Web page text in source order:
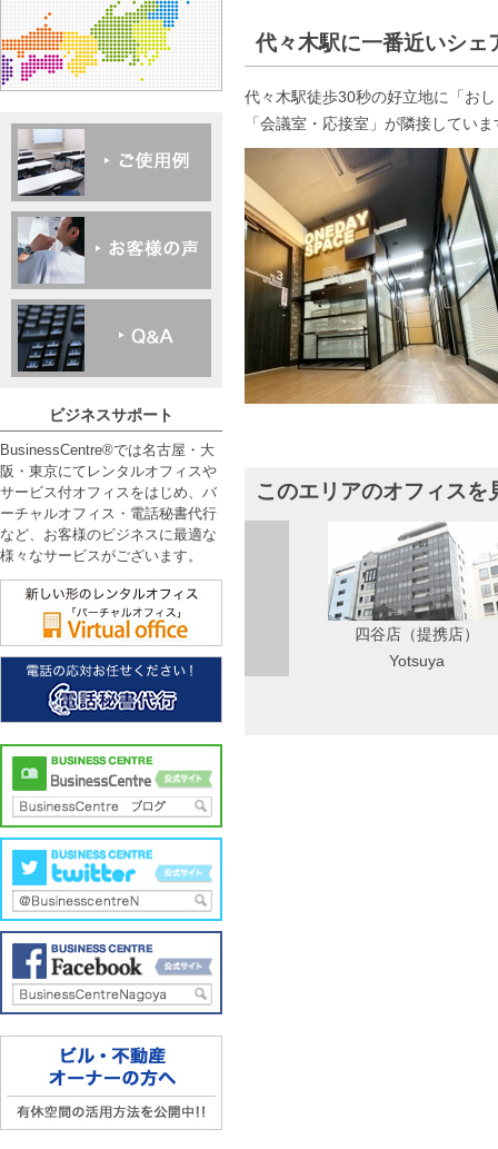
代々木駅に一番近いシ
代々木駅徒歩30秒の好立地に「お
「会議室・応接室」が隣接してい
このエリアのオフィスを
四谷店（提携店）
Yotsuya
ビジネスサポート
BusinessCentre®では名古屋・大
阪・東京にてレンタルオフィスや
サービス付オフィスをはじめ、バ
ーチャルオフィス・電話秘書代行
など、お客様のビジネスに最適な
様々なサービスがございます。